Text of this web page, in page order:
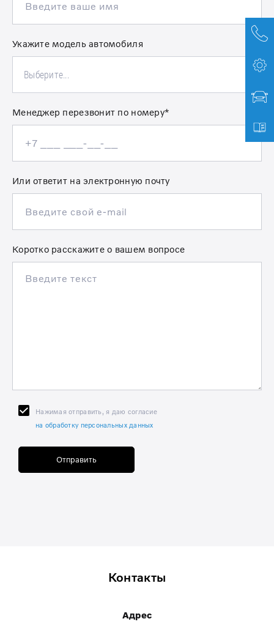
Укажите модель автомобиля
Выберите...
Менеджер перезвонит по номеру*
Или ответит на электронную почту
Коротко расскажите о вашем вопросе
Нажимая отправить, я даю согласие
на обработку персональных данных
Отправить
Контакты
Адрес